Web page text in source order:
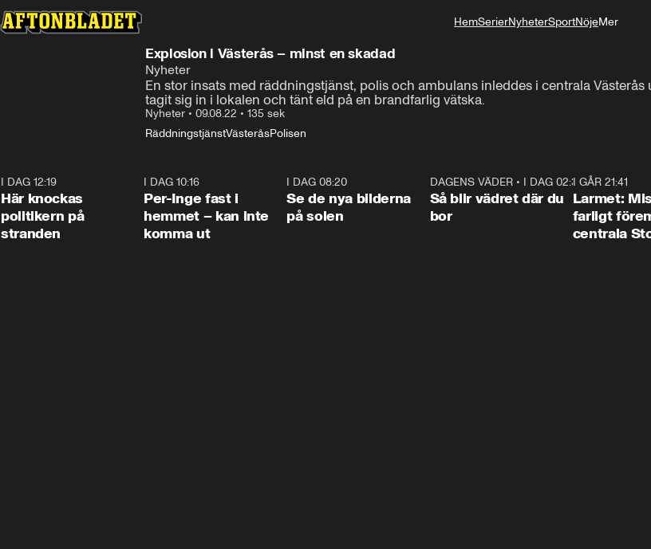
HemSerierNyheterSportNöjeMer
Explosion i Västerås – minst en skadad
Nyheter
En stor insats med räddningstjänst, polis och ambulans inleddes i centrala
tagit sig in i lokalen och tänt eld på en brandfarlig vätska.
Nyheter • 09.08.22 • 135 sek
RäddningstjänstVästeråsPolisen
I DAG 12:19
Här knockas
politikern på
stranden
I DAG 10:16
Per-Inge fast i
hemmet – kan inte
komma ut
I DAG 08:20
Se de nya bilderna
på solen
1:06
DAGENS VÄDER• I DAG 02:30
Så blir vädret där du
bor
I GÅR 21:41
Larmet:
farligt
centrala